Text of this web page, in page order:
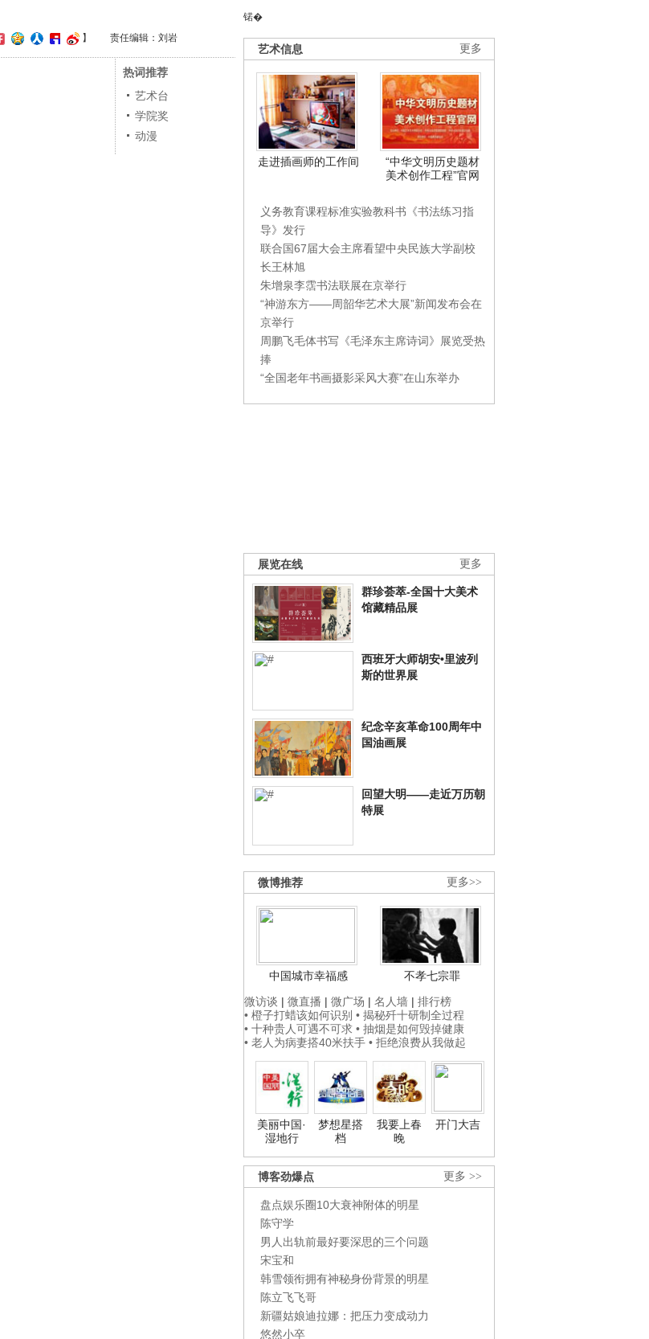
锘�
更多
艺术信息
走进插画师的工作间
“中华文明历史题材
美术创作工程”官网
义务教育课程标准实验教科书《书法练习指
导》发行
联合国67届大会主席看望中央民族大学副校
长王林旭
朱增泉李霑书法联展在京举行
“神游东方——周韶华艺术大展”新闻发布会在
京举行
周鹏飞毛体书写《毛泽东主席诗词》展览受热
捧
“全国老年书画摄影采风大赛”在山东举办
更多
展览在线
群珍荟萃-全国十大美术
馆藏精品展
西班牙大师胡安•里波列
斯的世界展
纪念辛亥革命100周年中
国油画展
回望大明——走近万历朝
特展
更多>>
微博推荐
中国城市幸福感
不孝七宗罪
微访谈 | 微直播 | 微广场 | 名人墙 | 排行榜
• 橙子打蜡该如何识别 • 揭秘歼十研制全过程
• 十种贵人可遇不可求 • 抽烟是如何毁掉健康
• 老人为病妻搭40米扶手 • 拒绝浪费从我做起
美丽中国·
湿地行
梦想星搭
档
我要上春
晚
开门大吉
更多 >>
博客劲爆点
盘点娱乐圈10大衰神附体的明星
陈守学
男人出轨前最好要深思的三个问题
宋宝和
韩雪领衔拥有神秘身份背景的明星
陈立飞飞哥
新疆姑娘迪拉娜：把压力变成动力
悠然小卒
】 责任编辑：刘岩
热词推荐
艺术台
学院奖
动漫